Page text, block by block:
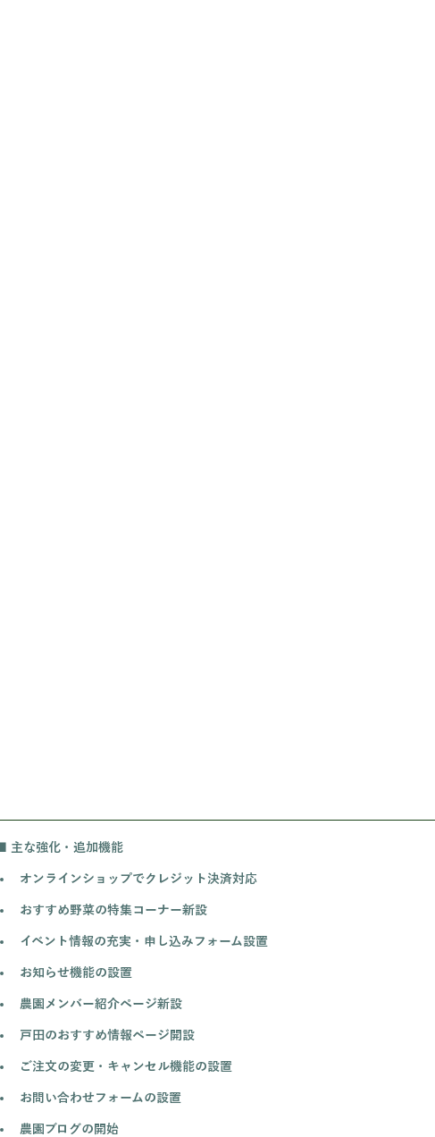
■ 主な強化・追加機能
オンラインショップでクレジット決済対応
おすすめ野菜の特集コーナー新設
イベント情報の充実・申し込みフォーム設置
お知らせ機能の設置
農園メンバー紹介ページ新設
戸田のおすすめ情報ページ開設
ご注文の変更・キャンセル機能の設置
お問い合わせフォームの設置
農園ブログの開始